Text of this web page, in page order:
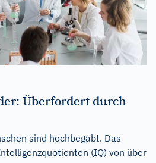
Überfordert durch
sind hochbegabt. Das
(IQ) von über